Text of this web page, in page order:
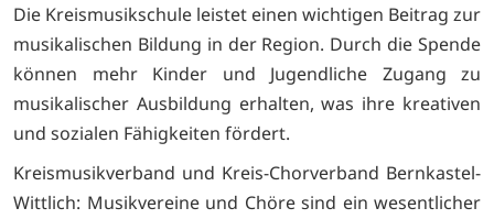
Die Kreismusikschule leistet einen wichtigen Beitrag zur
musikalischen Bildung in der Region. Durch die Spende
können mehr Kinder und Jugendliche Zugang zu
musikalischer Ausbildung erhalten, was ihre kreativen
und sozialen Fähigkeiten fördert.
Kreismusikverband und Kreis-Chorverband Bernkastel-
Wittlich: Musikvereine und Chöre sind ein wesentlicher